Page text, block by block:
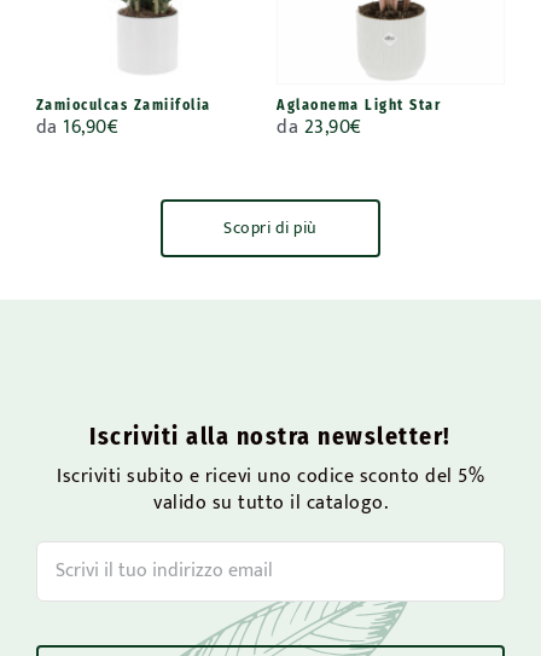
Zamioculcas Zamiifolia
da 16,90€
Aglaonema Light Star
da 23,90€
Scopri di più
Iscriviti alla nostra newsletter!
Iscriviti subito e ricevi uno codice sconto del 5%
valido su tutto il catalogo.